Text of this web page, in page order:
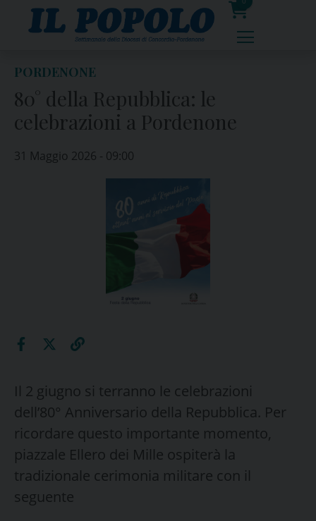
0
prodotti
PORDENONE
80° della Repubblica: le
celebrazioni a Pordenone
31 Maggio 2026 - 09:00
Il 2 giugno si terranno le celebrazioni
dell’80° Anniversario della Repubblica. Per
ricordare questo importante momento,
piazzale Ellero dei Mille ospiterà la
tradizionale cerimonia militare con il
seguente